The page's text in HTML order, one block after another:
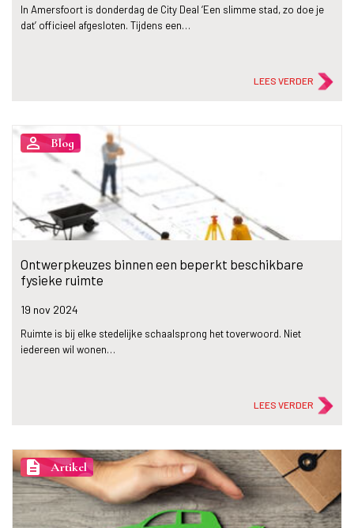
In Amersfoort is donderdag de City Deal ‘Een slimme stad, zo doe je
dat’ officieel afgesloten. Tijdens een…
LEES VERDER
person_outline Blog
Ontwerpkeuzes binnen een beperkt beschikbare
fysieke ruimte
19 nov 2024
Ruimte is bij elke stedelijke schaalsprong het toverwoord. Niet
iedereen wil wonen…
LEES VERDER
description Artikel